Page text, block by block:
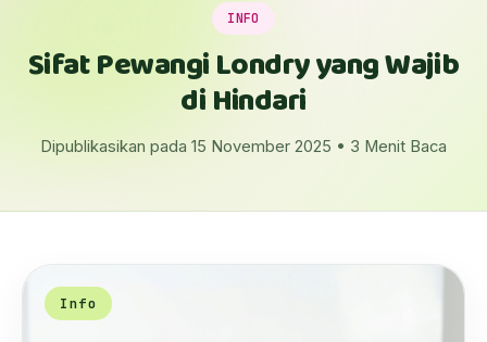
INFO
Sifat Pewangi Londry yang Wajib
di Hindari
Dipublikasikan pada 15 November 2025 • 3 Menit Baca
Info